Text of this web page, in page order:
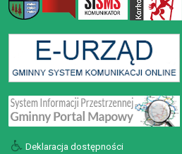
Deklaracja dostępności